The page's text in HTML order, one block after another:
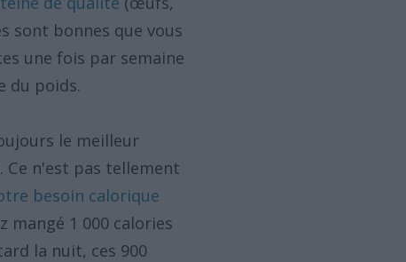
sont bonnes que vous
une fois par semaine
du poids.
le meilleur
Ce n'est pas tellement
besoin calorique
mangé 1 000 calories
la nuit, ces 900